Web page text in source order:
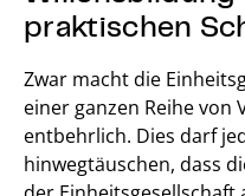
praktischen
Zwar macht die
einer ganzen Reihe von
entbehrlich. Dies darf
hinwegtäuschen, dass